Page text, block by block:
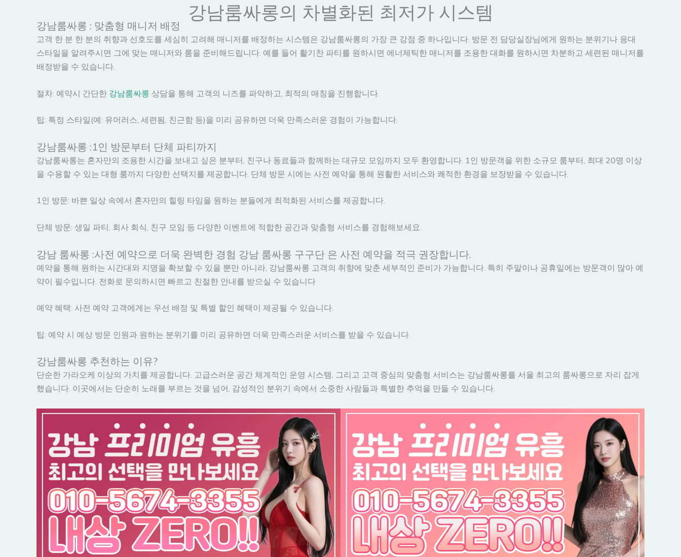
강남룸싸롱의 차별화된 최저가 시스템
강남룸싸롱 : 맞춤형 매니저 배정
고객 한 분 한 분의 취향과 선호도를 세심히 고려해 매니저를 배정하는 시스템은 강남룸싸롱의 가장 큰 강점 중 하나입니다. 방문 전 담당실장님에게 원하는 분위기나 응대
스타일을 알려주시면 그에 맞는 매니저와 룸을 준비해드립니다. 예를 들어 활기찬 파티를 원하시면 에너제틱한 매니저를 조용한 대화를 원하시면 차분하고 세련된 매니저를
배정받을 수 있습니다.
절차: 예약시 간단한 강남룸싸롱 상담을 통해 고객의 니즈를 파악하고, 최적의 매칭을 진행합니다.
팁: 특정 스타일(예: 유머러스, 세련됨, 친근함 등)을 미리 공유하면 더욱 만족스러운 경험이 가능합니다.
강남룸싸롱 :1인 방문부터 단체 파티까지
강남룸싸롱는 혼자만의 조용한 시간을 보내고 싶은 분부터, 친구나 동료들과 함께하는 대규모 모임까지 모두 환영합니다. 1인 방문객을 위한 소규모 룸부터, 최대 20명 이상
을 수용할 수 있는 대형 룸까지 다양한 선택지를 제공합니다. 단체 방문 시에는 사전 예약을 통해 원활한 서비스와 쾌적한 환경을 보장받을 수 있습니다.
1인 방문: 바쁜 일상 속에서 혼자만의 힐링 타임을 원하는 분들에게 최적화된 서비스를 제공합니다.
단체 방문: 생일 파티, 회사 회식, 친구 모임 등 다양한 이벤트에 적합한 공간과 맞춤형 서비스를 경험해보세요.
강남 룸싸롱 :사전 예약으로 더욱 완벽한 경험 강남 룸싸롱 구구단 은 사전 예약을 적극 권장합니다.
예약을 통해 원하는 시간대와 지명을 확보할 수 있을 뿐만 아니라, 강남룸싸롱 고객의 취향에 맞춘 세부적인 준비가 가능합니다. 특히 주말이나 공휴일에는 방문객이 많아 예
약이 필수입니다. 전화로 문의하시면 빠르고 친절한 안내를 받으실 수 있습니다
예약 혜택: 사전 예약 고객에게는 우선 배정 및 특별 할인 혜택이 제공될 수 있습니다.
팁: 예약 시 예상 방문 인원과 원하는 분위기를 미리 공유하면 더욱 만족스러운 서비스를 받을 수 있습니다.
강남룸싸롱 추천하는 이유?
단순한 가라오케 이상의 가치를 제공합니다. 고급스러운 공간 체계적인 운영 시스템, 그리고 고객 중심의 맞춤형 서비스는 강남룸싸롱를 서울 최고의 룸싸롱으로 자리 잡게
했습니다. 이곳에서는 단순히 노래를 부르는 것을 넘어, 감성적인 분위기 속에서 소중한 사람들과 특별한 추억을 만들 수 있습니다.